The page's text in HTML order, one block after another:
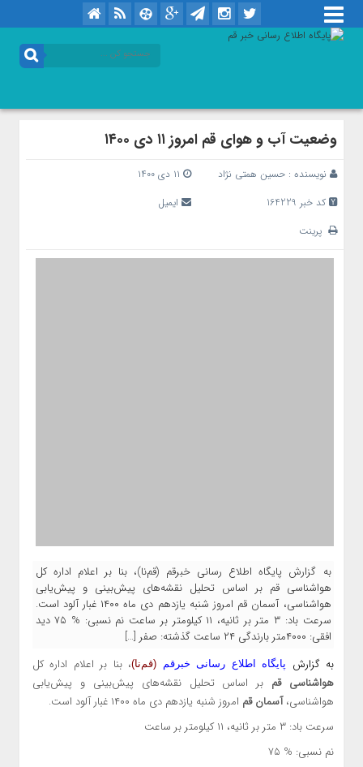
وضعیت آب و هوای قم امروز ۱۱ دی ۱۴۰۰
نویسنده : حسین همتی نژاد
کد خبر 164229
ایمیل
پرینت
به گزارش پایگاه اطلاع رسانی خبرقم (قم‌نا)، بنا بر اعلام اداره کل
هواشناسی قم بر اساس تحلیل نقشه‌های پیش‌بینی و پیش‌یابی
هواشناسی، آسمان قم امروز شنبه یازدهم دی ماه ۱۴۰۰ غبار آلود است.
سرعت باد: ۳ متر بر ثانیه، ۱۱ کیلومتر بر ساعت نم نسبی: % ۷۵ دید
افقی: ۴۰۰۰متر بارندگی ۲۴ ساعت گذشته: صفر […]
به گزارش
پایگاه اطلاع رسانی خبرقم (قم‌نا)
، بنا بر اعلام اداره کل
هواشناسی قم بر اساس تحلیل نقشه‌های پیش‌بینی و پیش‌یابی
هواشناسی،آسمان قم امروز شنبه یازدهم دی ماه ۱۴۰۰ غبار آلود است.
سرعت باد: ۳ متر بر ثانیه، ۱۱ کیلومتر بر ساعت
نم نسبی: % ۷۵